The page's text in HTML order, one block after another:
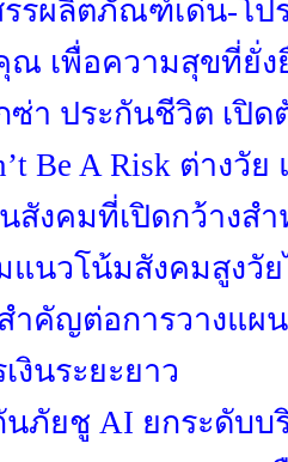
รรผลิตภัณฑ์เด่น-โ
ณ เพื่อความสุขที่ยั่ง
ซ่า ประกันชีวิต เปิ
Be A Risk ต่างวั
สังคมที่เปิดกว้างส
แนวโน้มสังคมสูงวั
ำคัญต่อการวางแผ
งินระยะยาว
ภัยชู AI ยกระดับบ